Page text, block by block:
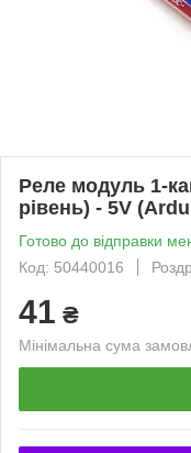
Реле модуль 1-
рівень) - 5V
Готово до відправки
Код: 50440016
41 ₴
Мінімальна сума